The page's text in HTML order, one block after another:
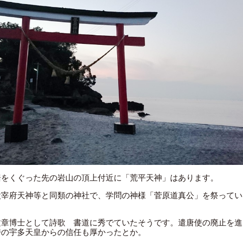
くぐった先の岩山の頂上付近に「荒平天神」はあります。
宰府天神等と同類の神社で、学問の神様「菅原道真公」を祭ってい
博士として詩歌 書道に秀でていたそうです。遣唐使の廃止を進
宇多天皇からの信任も厚かったとか。